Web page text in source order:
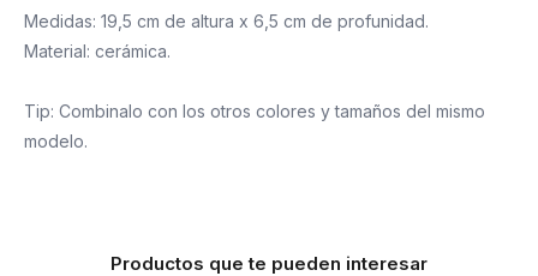
Medidas: 19,5 cm de altura x 6,5 cm de profunidad.
Material: cerámica.
Tip: Combinalo con los otros colores y tamaños del mismo
modelo.
Productos que te pueden interesar